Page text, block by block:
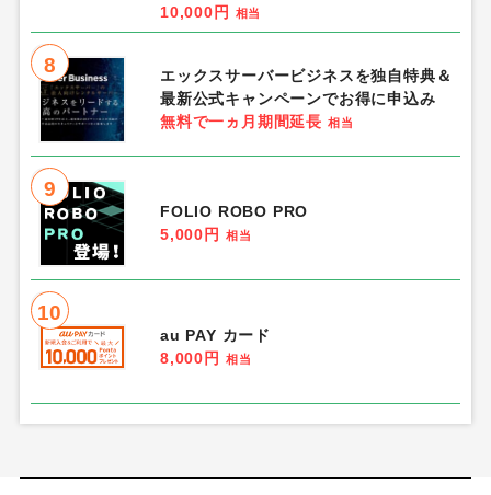
10,000円
相当
8
エックスサーバービジネスを独自特典＆
最新公式キャンペーンでお得に申込み
無料で一ヵ月期間延長 相当
9
FOLIO ROBO PRO
5,000円
相当
10
au PAY カード
8,000円
相当